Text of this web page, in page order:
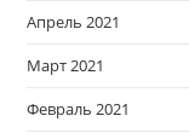
Апрель 2021
Март 2021
Февраль 2021